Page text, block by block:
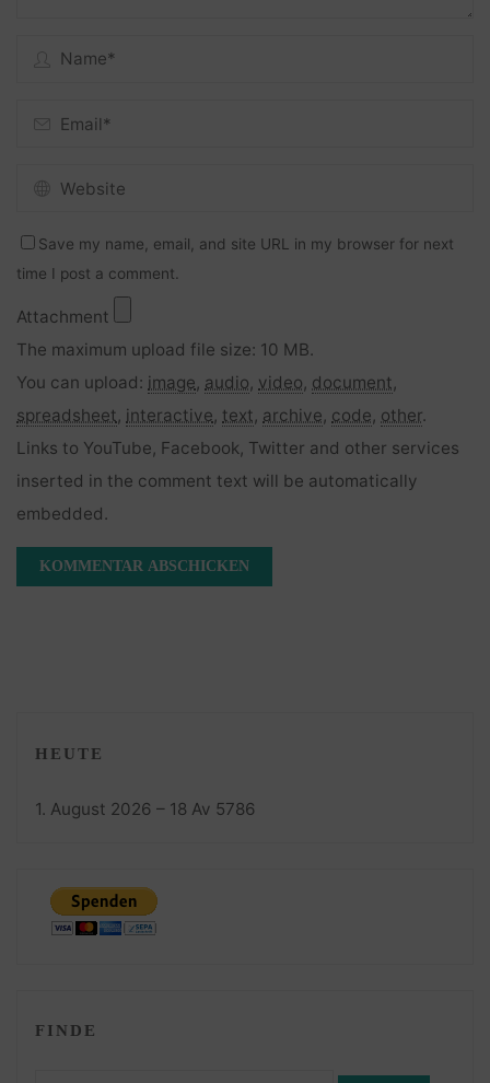
Save my name, email, and site URL in my browser for next
time I post a comment.
Attachment
The maximum upload file size: 10 MB.
You can upload: image, audio, video, document,
spreadsheet, interactive, text, archive, code, other.
Links to YouTube, Facebook, Twitter and other services
inserted in the comment text will be automatically
embedded.
HEUTE
1. August 2026 – 18 Av 5786
FINDE